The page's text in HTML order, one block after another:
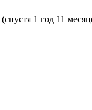
(спустя 1 год 11